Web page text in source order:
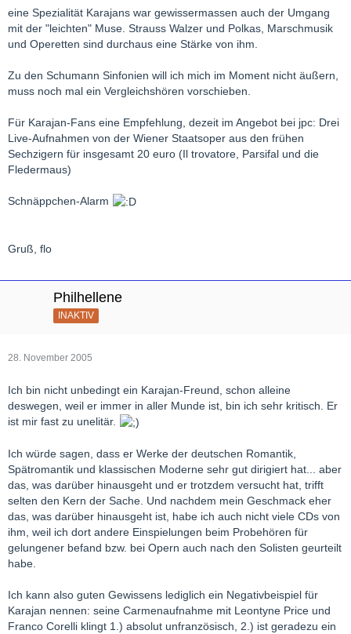
eine Spezialität Karajans war gewissermassen auch der Umgang
mit der "leichten" Muse. Strauss Walzer und Polkas, Marschmusik
und Operetten sind durchaus eine Stärke von ihm.
Zu den Schumann Sinfonien will ich mich im Moment nicht äußern,
muss noch mal ein Vergleichshören vorschieben.
Für Karajan-Fans eine Empfehlung, dezeit im Angebot bei jpc: Drei
Live-Aufnahmen von der Wiener Staatsoper aus den frühen
Sechzigern für insgesamt 20 euro (Il trovatore, Parsifal und die
Fledermaus)
Schnäppchen-Alarm
Gruß, flo
Philhellene
INAKTIV
28. November 2005
Ich bin nicht unbedingt ein Karajan-Freund, schon alleine
deswegen, weil er immer in aller Munde ist, bin ich sehr kritisch. Er
ist mir fast zu unelitär.
Ich würde sagen, dass er Werke der deutschen Romantik,
Spätromantik und klassischen Moderne sehr gut dirigiert hat... aber
das, was darüber hinausgeht und er trotzdem versucht hat, trifft
selten den Kern der Sache. Und nachdem mein Geschmack eher
das, was darüber hinausgeht ist, habe ich auch nicht viele CDs von
ihm, weil ich dort andere Einspielungen beim Probehören für
gelungener befand bzw. bei Opern auch nach den Solisten geurteilt
habe.
Ich kann also guten Gewissens lediglich ein Negativbeispiel für
Karajan nennen: seine Carmenaufnahme mit Leontyne Price und
Franco Corelli klingt 1.) absolut unfranzösisch, 2.) ist geradezu ein